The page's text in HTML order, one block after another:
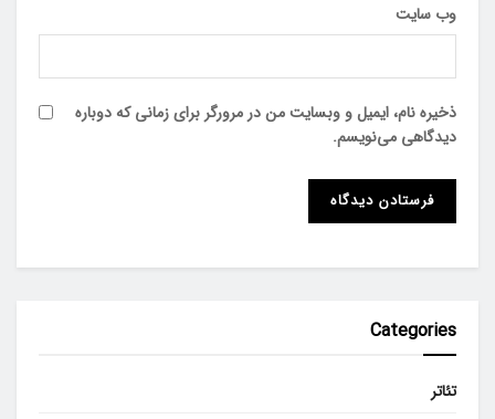
وب‌ سایت
ذخیره نام، ایمیل و وبسایت من در مرورگر برای زمانی که دوباره
دیدگاهی می‌نویسم.
Categories
تئاتر